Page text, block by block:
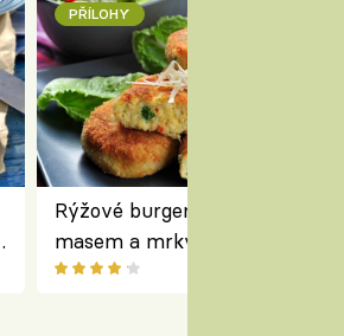
PŘÍLOHY
Rýžové burgery s kuřecím
masem a mrkví podávané se
salátem – lehká a chutná